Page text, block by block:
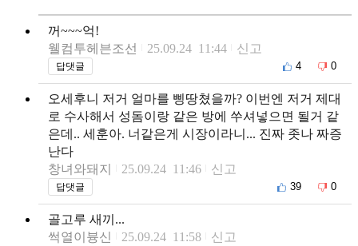
꺼~~~억!
웰컴투헤븐조선
25.09.24 11:44 신고
답댓글 4 0
오세후니 저거 얼마를 삥땅쳤을까? 이번엔 저거 제대
로 수사해서 성돔이랑 같은 방에 쑤셔넣으면 될거 같
은데.. 세훈아. 너같은게 시장이라니... 진짜 좃나 짜증
난다
창녀와돼지
25.09.24 11:46 신고
답댓글 39 0
골고루 새끼...
썩열이븅신
25.09.24 11:58 신고